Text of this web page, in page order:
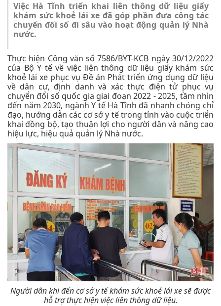
Việc Hà Tĩnh triển khai liên thông dữ liệu giấy
khám sức khoẻ lái xe đã góp phần đưa công tác
chuyển đổi số đi sâu vào hoạt động quản lý Nhà
nước.
Thực hiện Công văn số 7586/BYT-KCB ngày 30/12/2022
của Bộ Y tế về việc liên thông dữ liệu giấy khám sức
khoẻ lái xe phục vụ Đề án Phát triển ứng dụng dữ liệu
về dân cư, định danh và xác thực điện tử phục vụ
chuyển đổi số quốc gia giai đoạn 2022 - 2025, tầm nhìn
đến năm 2030, ngành Y tế Hà Tĩnh đã nhanh chóng chỉ
đạo, hướng dẫn các cơ sở y tế trong tỉnh vào cuộc triển
khai đồng bộ, tạo thuận lợi cho người dân và nâng cao
hiệu lực, hiệu quả quản lý Nhà nước.
Người dân khi đến cơ sở y tế khám sức khoẻ lái xe sẽ được
hỗ trợ thực hiện việc liên thông dữ liệu.